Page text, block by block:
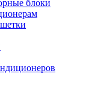
блоки